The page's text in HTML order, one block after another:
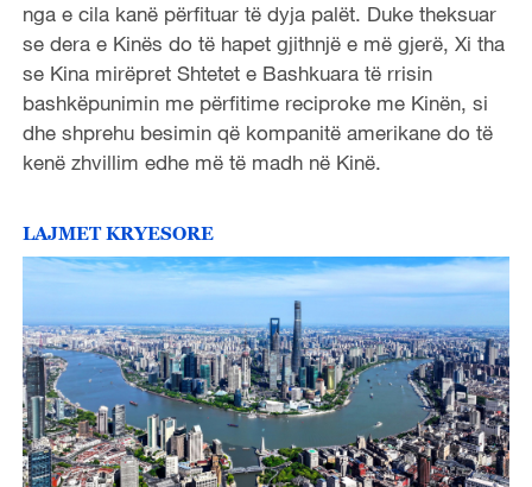
nga e cila kanë përfituar të dyja palët. Duke theksuar
se dera e Kinës do të hapet gjithnjë e më gjerë, Xi tha
se Kina mirëpret Shtetet e Bashkuara të rrisin
bashkëpunimin me përfitime reciproke me Kinën, si
dhe shprehu besimin që kompanitë amerikane do të
kenë zhvillim edhe më të madh në Kinë.
LAJMET KRYESORE